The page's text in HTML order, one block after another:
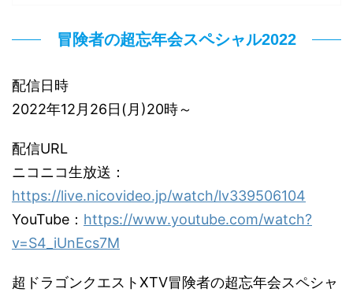
冒険者の超忘年会スペシャル2022
配信日時
2022年12月26日(月)20時～
配信URL
ニコニコ生放送：
https://live.nicovideo.jp/watch/lv339506104
YouTube： https://www.youtube.com/watch?
v=S4_iUnEcs7M
超ドラゴンクエストXTV冒険者の超忘年会スペシャ